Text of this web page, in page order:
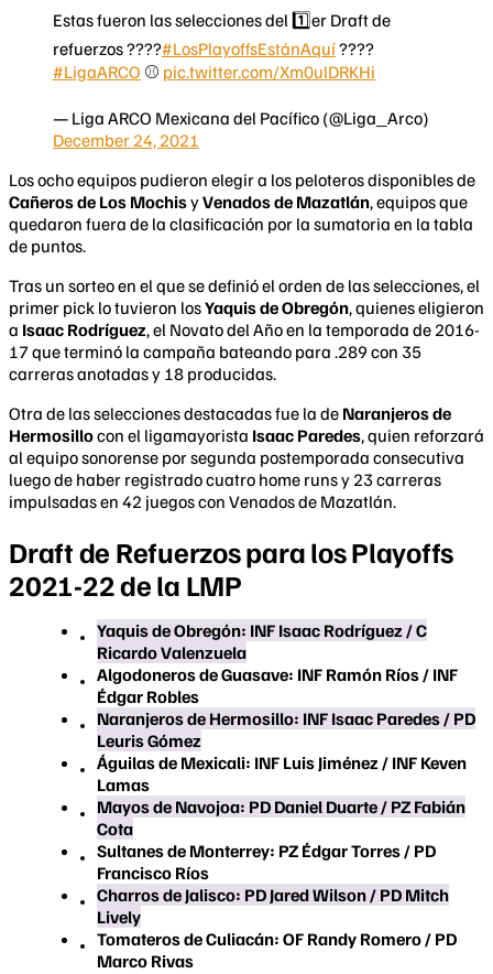
Estas fueron las selecciones del 1️⃣er Draft de
refuerzos ????#LosPlayoffsEstánAquí????
#LigaARCO ⚾️ pic.twitter.com/Xm0ulDRKHi
— Liga ARCO Mexicana del Pacífico (@Liga_Arco)
December 24, 2021
Los ocho equipos pudieron elegir a los peloteros disponibles de
Cañeros de Los MochisyVenados de Mazatlán, equipos que
quedaron fuera de la clasificación por la sumatoria en la tabla
de puntos.
Tras un sorteo en el que se definió el orden de las selecciones, el
primer pick lo tuvieron losYaquis de Obregón, quienes eligieron
a Isaac Rodríguez, el Novato del Año en la temporada de 2016-
17 que terminó la campaña bateando para .289 con 35
carreras anotadas y 18 producidas.
Otra de las selecciones destacadas fue la de Naranjeros de
Hermosillocon el ligamayorista Isaac Paredes, quien reforzará
al equipo sonorense por segunda postemporada consecutiva
luego de haber registrado cuatro home runs y 23 carreras
impulsadas en 42 juegos con Venados de Mazatlán.
Draft de Refuerzos para los Playoffs
2021-22 de la LMP
Yaquis de Obregón: INF Isaac Rodríguez / C
Ricardo Valenzuela
Algodoneros de Guasave: INF Ramón Ríos / INF
Édgar Robles
Naranjeros de Hermosillo: INF Isaac Paredes / PD
Leuris Gómez
Águilas de Mexicali: INF Luis Jiménez / INF Keven
Lamas
Mayos de Navojoa: PD Daniel Duarte / PZ Fabián
Cota
Sultanes de Monterrey: PZ Édgar Torres / PD
Francisco Ríos
Charros de Jalisco: PD Jared Wilson / PD Mitch
Lively
Tomateros de Culiacán: OF Randy Romero / PD
Marco Rivas